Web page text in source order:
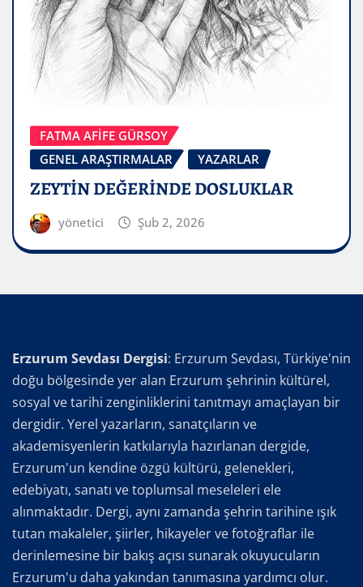
FATMA AFİFE GÜRSOY
GENEL ARAŞTIRMALAR
YAZARLAR
ZEYTİN DEĞERİNDE DOSLUKLAR
yönetici Şub 2, 2026
Erzurum Sevdası Dergisi: Erzurum Sevdası, Türkiye'nin
doğu bölgesinde yer alan Erzurum şehrinin kültürel,
sosyal ve tarihi zenginliklerini tanıtmayı amaçlayan bir
dergidir. Yerel yazarların, sanatçıların ve
akademisyenlerin katkılarıyla hazırlanan dergide,
Erzurum'un kendine özgü kültürü, gelenekleri,
edebiyatı, sanatı ve toplumsal meseleleri ele
alınmaktadır. Dergi, aynı zamanda şehrin tarihine ışık
tutan makaleler, şiirler, hikayeler ve fotoğraflar ile
derinlemesine bir bakış açısı sunarak okuyucuların
Erzurum'u daha yakından tanımasına yardımcı olur.